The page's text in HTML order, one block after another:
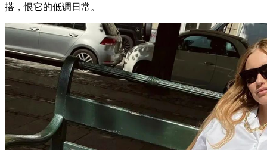
搭，恨它的低调日常。